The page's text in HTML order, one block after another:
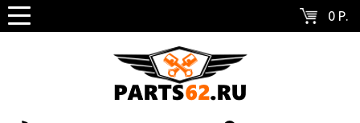
0 Р.